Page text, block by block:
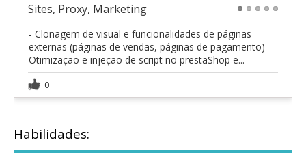
Sites, Proxy, Marketing
- Clonagem de visual e funcionalidades de páginas
externas (páginas de vendas, páginas de pagamento) -
Otimização e injeção de script no prestaShop e...
0
Habilidades: